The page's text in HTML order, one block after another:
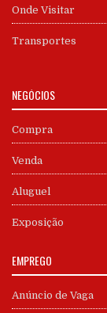
Onde Visitar
Transportes
NEGÓCIOS
Compra
Venda
Aluguel
Exposição
EMPREGO
Anúncio de Vaga